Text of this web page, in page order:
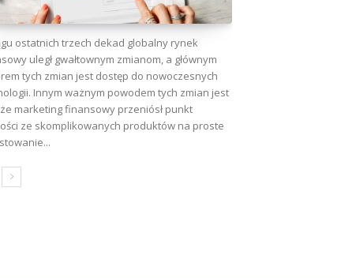
ostatnich trzech dekad globalny rynek
uległ gwałtownym zmianom, a głównym
tych zmian jest dostęp do nowoczesnych
Innym ważnym powodem tych zmian jest
marketing finansowy przeniósł punkt
ze skomplikowanych produktów na proste